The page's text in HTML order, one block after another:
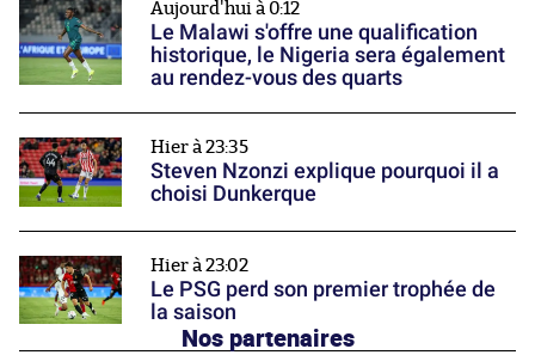
Aujourd'hui à 0:12
Le Malawi s'offre une qualification
historique, le Nigeria sera également
au rendez-vous des quarts
Hier à 23:35
Steven Nzonzi explique pourquoi il a
choisi Dunkerque
Hier à 23:02
Le PSG perd son premier trophée de
la saison
Nos partenaires